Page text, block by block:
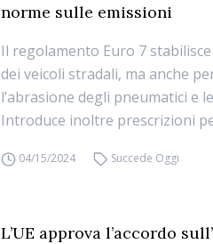
norme sulle emissioni
Il regolamento Euro 7
dei veicoli stradali, ma anche
l’abrasione degli pneumatici e
Introduce inoltre prescrizioni
04/15/2024 Succede Oggi
L’UE approva l’accordo